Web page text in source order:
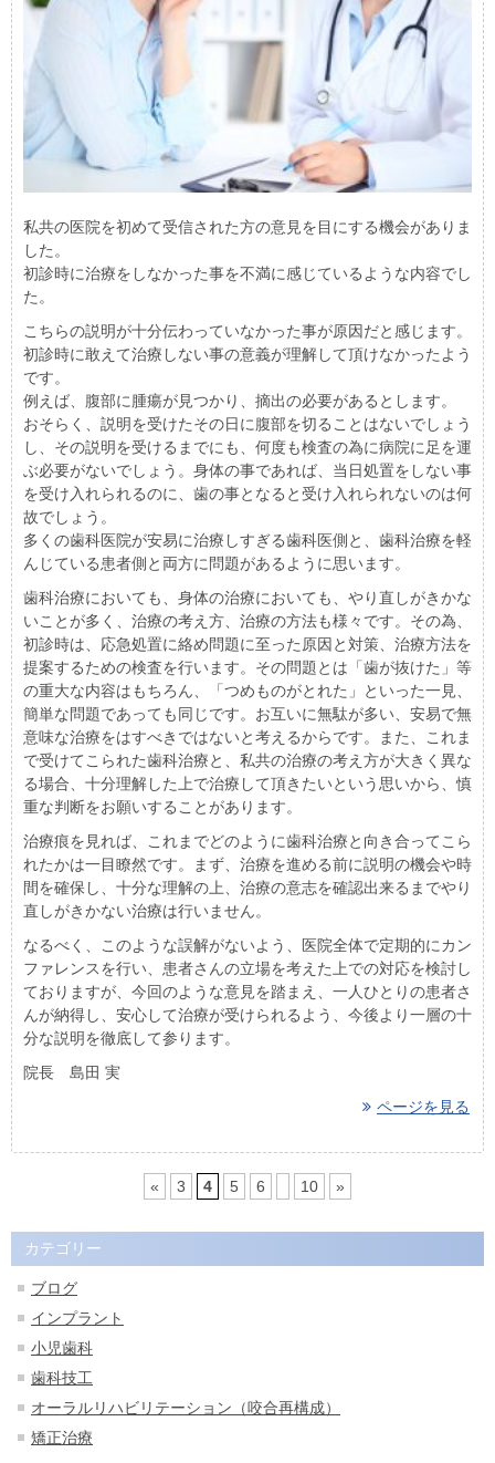
私共の医院を初めて受信された方の意見を目にする機会がありま
した。
初診時に治療をしなかった事を不満に感じているような内容でし
た。
こちらの説明が十分伝わっていなかった事が原因だと感じます。
初診時に敢えて治療しない事の意義が理解して頂けなかったよう
です。
例えば、腹部に腫瘍が見つかり、摘出の必要があるとします。
おそらく、説明を受けたその日に腹部を切ることはないでしょう
し、その説明を受けるまでにも、何度も検査の為に病院に足を運
ぶ必要がないでしょう。身体の事であれば、当日処置をしない事
を受け入れられるのに、歯の事となると受け入れられないのは何
故でしょう。
多くの歯科医院が安易に治療しすぎる歯科医側と、歯科治療を軽
んじている患者側と両方に問題があるように思います。
歯科治療においても、身体の治療においても、やり直しがきかな
いことが多く、治療の考え方、治療の方法も様々です。その為、
初診時は、応急処置に絡め問題に至った原因と対策、治療方法を
提案するための検査を行います。その問題とは「歯が抜けた」等
の重大な内容はもちろん、「つめものがとれた」といった一見、
簡単な問題であっても同じです。お互いに無駄が多い、安易で無
意味な治療をはすべきではないと考えるからです。また、これま
で受けてこられた歯科治療と、私共の治療の考え方が大きく異な
る場合、十分理解した上で治療して頂きたいという思いから、慎
重な判断をお願いすることがあります。
治療痕を見れば、これまでどのように歯科治療と向き合ってこら
れたかは一目瞭然です。まず、治療を進める前に説明の機会や時
間を確保し、十分な理解の上、治療の意志を確認出来るまでやり
直しがきかない治療は行いません。
なるべく、このような誤解がないよう、医院全体で定期的にカン
ファレンスを行い、患者さんの立場を考えた上での対応を検討し
ておりますが、今回のような意見を踏まえ、一人ひとりの患者さ
んが納得し、安心して治療が受けられるよう、今後より一層の十
分な説明を徹底して参ります。
院長 島田 実
ページを見る
« 3 4 5 6 10 »
カテゴリー
ブログ
インプラント
小児歯科
歯科技工
オーラルリハビリテーション（咬合再構成）
矯正治療